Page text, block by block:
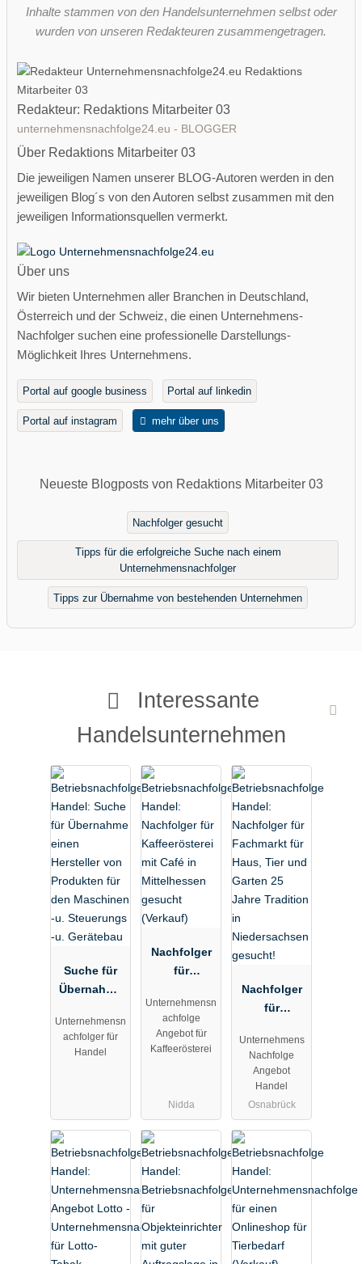
Interessante
Handelsunternehmen
Suche für
Übernahme
Hersteller
von
u.
Steuerungs -
u. Gerätebau
Unternehmensn
achfolger für
Handel
Nachfolger
für
ei mit Café
Mittelhessen
Unternehmensn
achfolge
Angebot für
Kaffeerösterei
Nidda
Nachfolger
für
für Haus,
Tier und
Garten 25
Jahre
Tradition in
Niedersachs
en gesucht!
Unternehmens
Nachfolge
Angebot
Handel
Osnabrück
Inhalte stammen von den Handelsunternehmen selbst oder
wurden von unseren Redakteuren zusammengetragen.
Redakteur: Redaktions Mitarbeiter 03
unternehmensnachfolge24.eu - BLOGGER
Über Redaktions Mitarbeiter 03
Die jeweiligen Namen unserer BLOG-Autoren werden in den
jeweiligen Blog´s von den Autoren selbst zusammen mit den
jeweiligen Informationsquellen vermerkt.
Über uns
Wir bieten Unternehmen aller Branchen in Deutschland,
Österreich und der Schweiz, die einen Unternehmens-
Nachfolger suchen eine professionelle Darstellungs-
Möglichkeit Ihres Unternehmens.
Portal auf google business Portal auf linkedin
Portal auf instagram mehr über uns
Neueste Blogposts von Redaktions Mitarbeiter 03
Nachfolger gesucht
Tipps für die erfolgreiche Suche nach einem
Unternehmensnachfolger
Tipps zur Übernahme von bestehenden Unternehmen